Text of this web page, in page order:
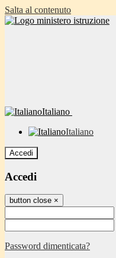
Salta al contenuto
Italiano
Italiano
Accedi
Accedi
button close ×
Password dimenticata?